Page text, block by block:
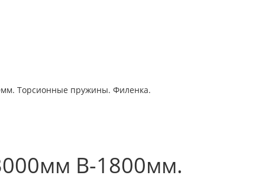
Торсионные пружины. Филенка.
В-1800мм.